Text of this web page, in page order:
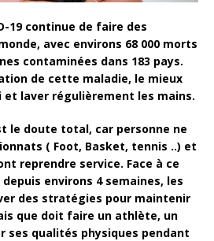
19 continue de faire des
avec environs 68 000 morts
contaminées dans 183 pays.
de cette maladie, le mieux
et laver régulièrement les mains.
le doute total, car personne ne
( Foot, Basket, tennis ..) et
reprendre service. Face à ce
environs 4 semaines, les
des stratégies pour maintenir
que doit faire un athlète, un
ses qualités physiques pendant